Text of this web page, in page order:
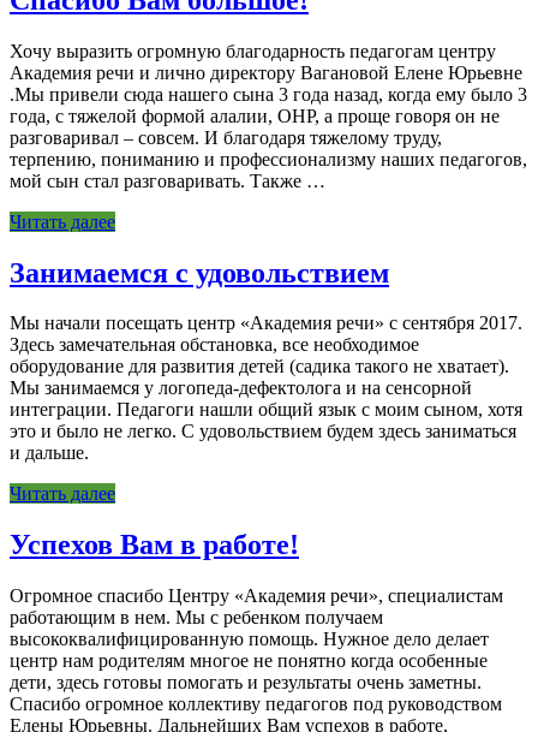
Хочу выразить огромную благодарность педагогам центру
Академия речи и лично директору Вагановой Елене Юрьевне
.Мы привели сюда нашего сына 3 года назад, когда ему было 3
года, с тяжелой формой алалии, ОНР, а проще говоря он не
разговаривал – совсем. И благодаря тяжелому труду,
терпению, пониманию и профессионализму наших педагогов,
мой сын стал разговаривать. Также …
Читать далее
Занимаемся с удовольствием
Мы начали посещать центр «Академия речи» с сентября 2017.
Здесь замечательная обстановка, все необходимое
оборудование для развития детей (садика такого не хватает).
Мы занимаемся у логопеда-дефектолога и на сенсорной
интеграции. Педагоги нашли общий язык с моим сыном, хотя
это и было не легко. С удовольствием будем здесь заниматься
и дальше.
Читать далее
Успехов Вам в работе!
Огромное спасибо Центру «Академия речи», специалистам
работающим в нем. Мы с ребенком получаем
высококвалифицированную помощь. Нужное дело делает
центр нам родителям многое не понятно когда особенные
дети, здесь готовы помогать и результаты очень заметны.
Спасибо огромное коллективу педагогов под руководством
Елены Юрьевны. Дальнейших Вам успехов в работе,